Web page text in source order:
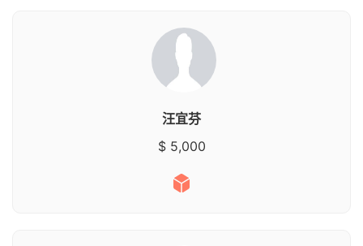
汪宜芬
$ 5,000